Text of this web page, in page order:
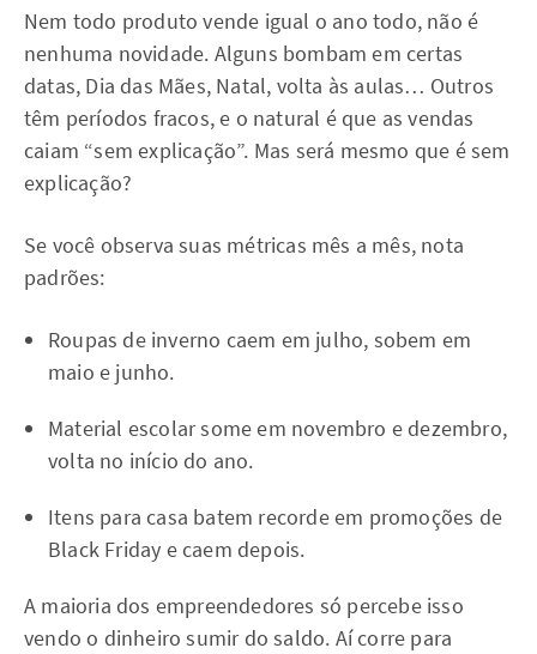
Nem todo produto vende igual o ano todo, não é
nenhuma novidade. Alguns bombam em certas
datas, Dia das Mães, Natal, volta às aulas… Outros
têm períodos fracos, e o natural é que as vendas
caiam “sem explicação”. Mas será mesmo que é sem
explicação?
Se você observa suas métricas mês a mês, nota
padrões:
Roupas de inverno caem em julho, sobem em
maio e junho.
Material escolar some em novembro e dezembro,
volta no início do ano.
Itens para casa batem recorde em promoções de
Black Friday e caem depois.
A maioria dos empreendedores só percebe isso
vendo o dinheiro sumir do saldo. Aí corre para